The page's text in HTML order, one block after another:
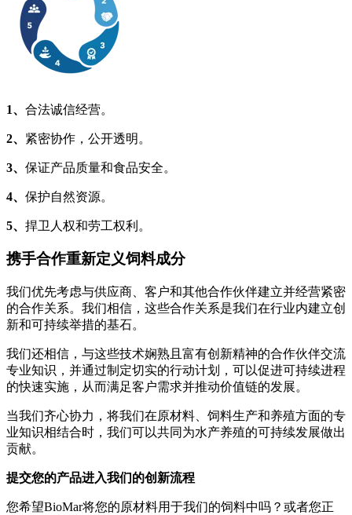
1、 合法诚信经营。
2、 紧密协作，公开透明。
3、 保证产品质量和食品安全。
4、 保护自然资源。
5、 捍卫人权和劳工权利。
携手合作重新定义饲料成分
我们优先考虑与供应商、客户和其他合作伙伴建立并经营紧密
的合作关系。我们相信，这些合作关系是我们在行业内建立创
新和可持续举措的基石。
我们还相信，与这些技术娴熟且富有创新精神的合作伙伴交流
专业知识，并通过制定切实的行动计划，可以促进可持续进程
的快速实施，从而满足客户需求并推动价值链的发展。
当我们齐心协力，将我们在原材料、饲料生产和养殖方面的专
业知识相结合时，我们可以共同为水产养殖的可持续发展做出
贡献。
提交您的产品进入我们的创新流程
您希望BioMar将您的原材料用于我们的饲料中吗？或者您正